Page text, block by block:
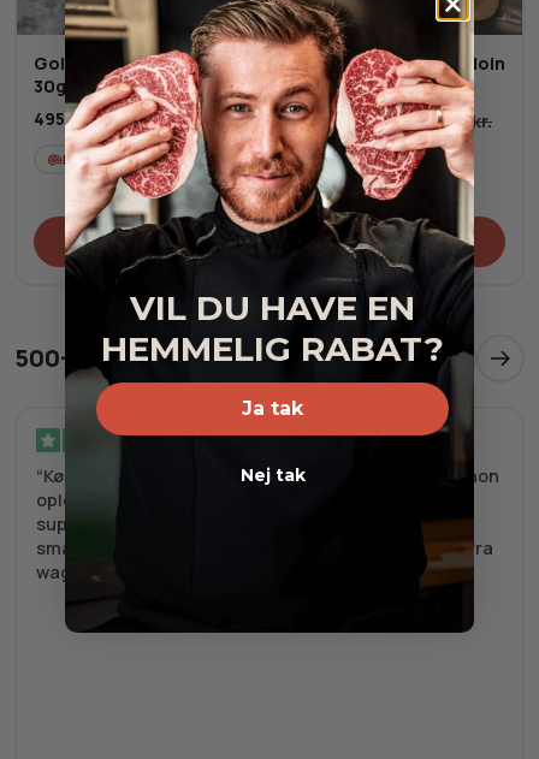
Gold Imperial Caviar -
30g
495,00kr.
Fersk
Tilføj til kurv
Japansk Wagyu Striploin
MBS 7+
Fra558,00kr.758,00kr.
JP Frost
Tilføj til kurv
500+ tilfredse kunder
Verificeret
Købte en value box, wagyu stegefedt og glace. Kanon
oplevelse, de smukkeste stykker kød jeg har set og
super lækker stegeskrope. Virkelig virkelig lækker
smag. Hvis jeg kunne havde jeg spist en wagyu bøf fra
wagyupusher hver dag. WAOW!
VIL DU HAVE EN
HEMMELIG RABAT?
Ja tak
Nej tak